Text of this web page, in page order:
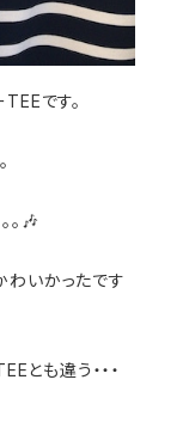
です。
。🎶
わいかったです
とも違う・・・